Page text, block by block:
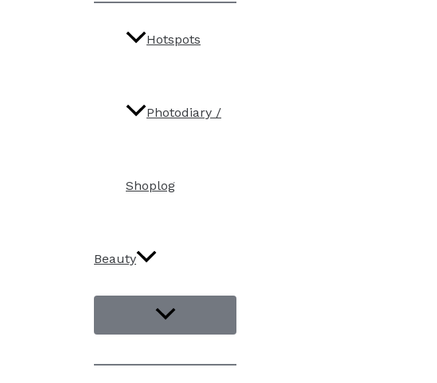
Hotspots
Photodiary /
Shoplog
Beauty